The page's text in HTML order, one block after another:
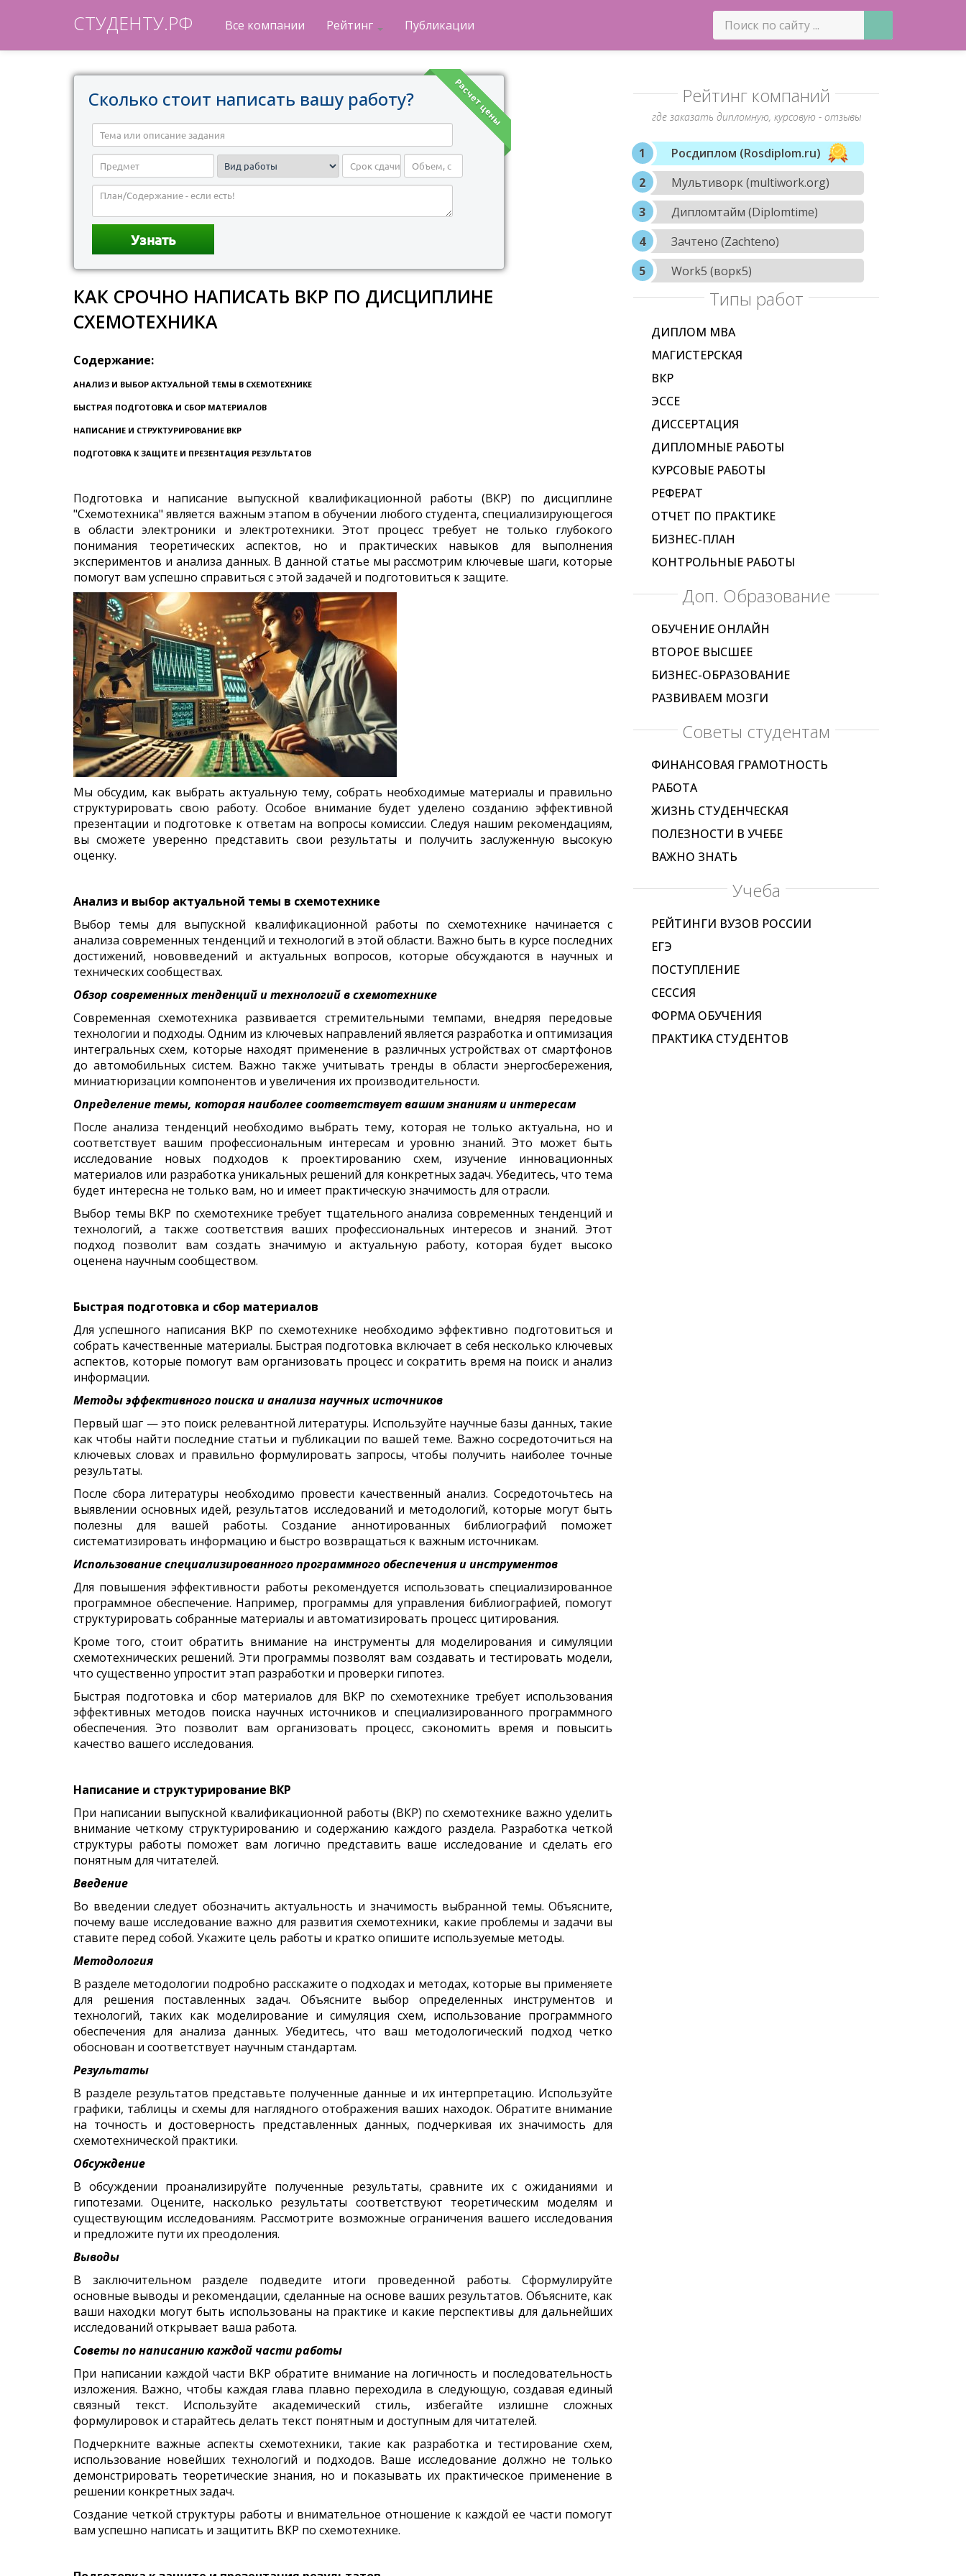
СТУДЕНТУ.РФ Все компании Рейтинг Публикации
Расчет цены
Сколько стоит написать вашу работу?
КАК СРОЧНО НАПИСАТЬ ВКР ПО ДИСЦИПЛИНЕ
СХЕМОТЕХНИКА
Содержание:
АНАЛИЗ И ВЫБОР АКТУАЛЬНОЙ ТЕМЫ В СХЕМОТЕХНИКЕ
БЫСТРАЯ ПОДГОТОВКА И СБОР МАТЕРИАЛОВ
НАПИСАНИЕ И СТРУКТУРИРОВАНИЕ ВКР
ПОДГОТОВКА К ЗАЩИТЕ И ПРЕЗЕНТАЦИЯ РЕЗУЛЬТАТОВ
Подготовка и написание выпускной квалификационной работы (ВКР) по дисциплине
"Схемотехника" является важным этапом в обучении любого студента, специализирующегося
в области электроники и электротехники. Этот процесс требует не только глубокого
понимания теоретических аспектов, но и практических навыков для выполнения
экспериментов и анализа данных. В данной статье мы рассмотрим ключевые шаги, которые
помогут вам успешно справиться с этой задачей и подготовиться к защите.
Мы обсудим, как выбрать актуальную тему, собрать необходимые материалы и правильно
структурировать свою работу. Особое внимание будет уделено созданию эффективной
презентации и подготовке к ответам на вопросы комиссии. Следуя нашим рекомендациям,
вы сможете уверенно представить свои результаты и получить заслуженную высокую
оценку.
Анализ и выбор актуальной темы в схемотехнике
Выбор темы для выпускной квалификационной работы по схемотехнике начинается с
анализа современных тенденций и технологий в этой области. Важно быть в курсе последних
достижений, нововведений и актуальных вопросов, которые обсуждаются в научных и
технических сообществах.
Обзор современных тенденций и технологий в схемотехнике
Современная схемотехника развивается стремительными темпами, внедряя передовые
технологии и подходы. Одним из ключевых направлений является разработка и оптимизация
интегральных схем, которые находят применение в различных устройствах от смартфонов
до автомобильных систем. Важно также учитывать тренды в области энергосбережения,
миниатюризации компонентов и увеличения их производительности.
Определение темы, которая наиболее соответствует вашим знаниям и интересам
После анализа тенденций необходимо выбрать тему, которая не только актуальна, но и
соответствует вашим профессиональным интересам и уровню знаний. Это может быть
исследование новых подходов к проектированию схем, изучение инновационных
материалов или разработка уникальных решений для конкретных задач. Убедитесь, что тема
будет интересна не только вам, но и имеет практическую значимость для отрасли.
Выбор темы ВКР по схемотехнике требует тщательного анализа современных тенденций и
технологий, а также соответствия ваших профессиональных интересов и знаний. Этот
подход позволит вам создать значимую и актуальную работу, которая будет высоко
оценена научным сообществом.
Быстрая подготовка и сбор материалов
Для успешного написания ВКР по схемотехнике необходимо эффективно подготовиться и
собрать качественные материалы. Быстрая подготовка включает в себя несколько ключевых
аспектов, которые помогут вам организовать процесс и сократить время на поиск и анализ
информации.
Методы эффективного поиска и анализа научных источников
Первый шаг — это поиск релевантной литературы. Используйте научные базы данных, такие
как чтобы найти последние статьи и публикации по вашей теме. Важно сосредоточиться на
ключевых словах и правильно формулировать запросы, чтобы получить наиболее точные
результаты.
После сбора литературы необходимо провести качественный анализ. Сосредоточьтесь на
выявлении основных идей, результатов исследований и методологий, которые могут быть
полезны для вашей работы. Создание аннотированных библиографий поможет
систематизировать информацию и быстро возвращаться к важным источникам.
Использование специализированного программного обеспечения и инструментов
Для повышения эффективности работы рекомендуется использовать специализированное
программное обеспечение. Например, программы для управления библиографией, помогут
структурировать собранные материалы и автоматизировать процесс цитирования.
Кроме того, стоит обратить внимание на инструменты для моделирования и симуляции
схемотехнических решений. Эти программы позволят вам создавать и тестировать модели,
что существенно упростит этап разработки и проверки гипотез.
Быстрая подготовка и сбор материалов для ВКР по схемотехнике требует использования
эффективных методов поиска научных источников и специализированного программного
обеспечения. Это позволит вам организовать процесс, сэкономить время и повысить
качество вашего исследования.
Написание и структурирование ВКР
При написании выпускной квалификационной работы (ВКР) по схемотехнике важно уделить
внимание четкому структурированию и содержанию каждого раздела. Разработка четкой
структуры работы поможет вам логично представить ваше исследование и сделать его
понятным для читателей.
Введение
Во введении следует обозначить актуальность и значимость выбранной темы. Объясните,
почему ваше исследование важно для развития схемотехники, какие проблемы и задачи вы
ставите перед собой. Укажите цель работы и кратко опишите используемые методы.
Методология
В разделе методологии подробно расскажите о подходах и методах, которые вы применяете
для решения поставленных задач. Объясните выбор определенных инструментов и
технологий, таких как моделирование и симуляция схем, использование программного
обеспечения для анализа данных. Убедитесь, что ваш методологический подход четко
обоснован и соответствует научным стандартам.
Результаты
В разделе результатов представьте полученные данные и их интерпретацию. Используйте
графики, таблицы и схемы для наглядного отображения ваших находок. Обратите внимание
на точность и достоверность представленных данных, подчеркивая их значимость для
схемотехнической практики.
Обсуждение
В обсуждении проанализируйте полученные результаты, сравните их с ожиданиями и
гипотезами. Оцените, насколько результаты соответствуют теоретическим моделям и
существующим исследованиям. Рассмотрите возможные ограничения вашего исследования
и предложите пути их преодоления.
Выводы
В заключительном разделе подведите итоги проведенной работы. Сформулируйте
основные выводы и рекомендации, сделанные на основе ваших результатов. Объясните, как
ваши находки могут быть использованы на практике и какие перспективы для дальнейших
исследований открывает ваша работа.
Советы по написанию каждой части работы
При написании каждой части ВКР обратите внимание на логичность и последовательность
изложения. Важно, чтобы каждая глава плавно переходила в следующую, создавая единый
связный текст. Используйте академический стиль, избегайте излишне сложных
формулировок и старайтесь делать текст понятным и доступным для читателей.
Подчеркните важные аспекты схемотехники, такие как разработка и тестирование схем,
использование новейших технологий и подходов. Ваше исследование должно не только
демонстрировать теоретические знания, но и показывать их практическое применение в
решении конкретных задач.
Создание четкой структуры работы и внимательное отношение к каждой ее части помогут
вам успешно написать и защитить ВКР по схемотехнике.
Рейтинг компаний
где заказать дипломную, курсовую - отзывы
Росдиплом (Rosdiplom.ru)
Мультиворк (multiwork.org)
Дипломтайм (Diplomtime)
Зачтено (Zachteno)
Work5 (ворк5)
Типы работ
ДИПЛОМ МВА
МАГИСТЕРСКАЯ
ВКР
ЭССЕ
ДИССЕРТАЦИЯ
ДИПЛОМНЫЕ РАБОТЫ
КУРСОВЫЕ РАБОТЫ
РЕФЕРАТ
ОТЧЕТ ПО ПРАКТИКЕ
БИЗНЕС-ПЛАН
КОНТРОЛЬНЫЕ РАБОТЫ
Доп. Образование
ОБУЧЕНИЕ ОНЛАЙН
ВТОРОЕ ВЫСШЕЕ
БИЗНЕС-ОБРАЗОВАНИЕ
РАЗВИВАЕМ МОЗГИ
Советы студентам
ФИНАНСОВАЯ ГРАМОТНОСТЬ
РАБОТА
ЖИЗНЬ СТУДЕНЧЕСКАЯ
ПОЛЕЗНОСТИ В УЧЕБЕ
ВАЖНО ЗНАТЬ
Учеба
РЕЙТИНГИ ВУЗОВ РОССИИ
ЕГЭ
ПОСТУПЛЕНИЕ
СЕССИЯ
ФОРМА ОБУЧЕНИЯ
ПРАКТИКА СТУДЕНТОВ